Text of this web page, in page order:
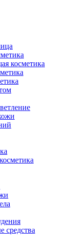
косметика
средства